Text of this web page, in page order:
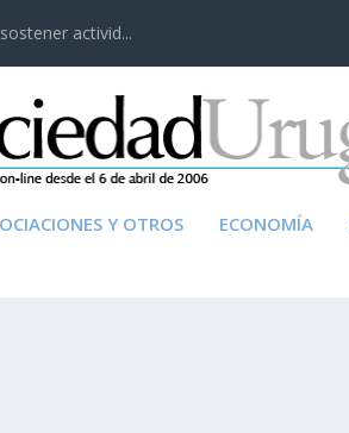
activid...
Y OTROS ECONOMÍA